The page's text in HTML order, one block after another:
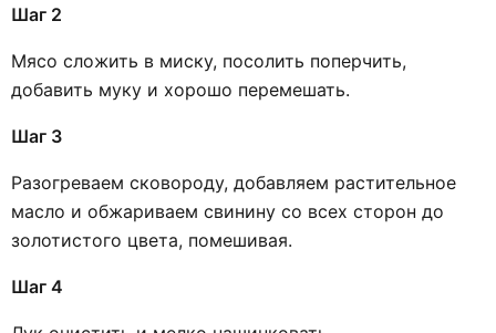
Шаг 2
Мясо сложить в миску, посолить поперчить,
добавить муку и хорошо перемешать.
Шаг 3
Разогреваем сковороду, добавляем растительное
масло и обжариваем свинину со всех сторон до
золотистого цвета, помешивая.
Шаг 4